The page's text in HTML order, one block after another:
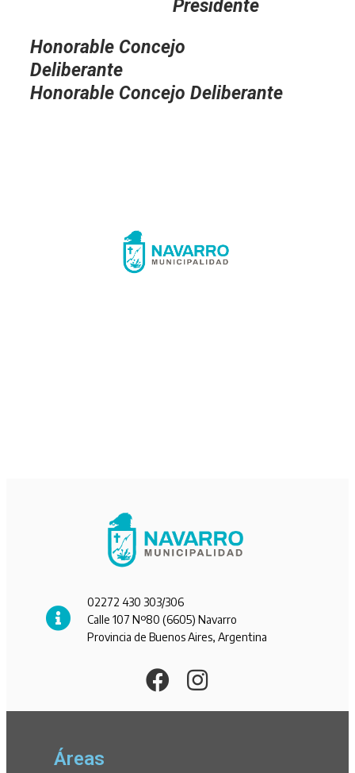
Presidente
Honorable Concejo
Deliberante
Honorable Concejo Deliberante
02272 430 303/306
Calle 107 Nº80 (6605) Navarro
Provincia de Buenos Aires, Argentina
Áreas